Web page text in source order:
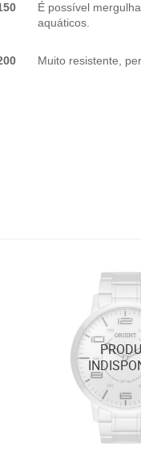
É possível
aquáticos.
Muito resistente,